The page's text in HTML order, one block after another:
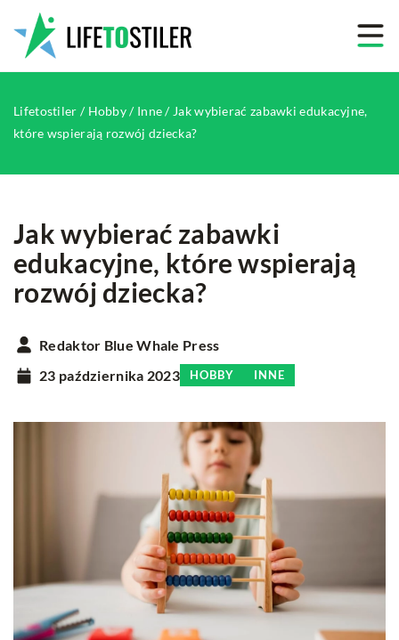
Lifetostiler / Hobby/ Inne/ Jak wybierać zabawki edukacyjne,
które wspierają rozwój dziecka?
Jak wybierać zabawki
edukacyjne, które wspierają
rozwój dziecka?
Redaktor Blue Whale Press
23 października 2023
HOBBY INNE